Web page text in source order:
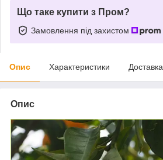
Що таке купити з Пром?
Замовлення під захистом
Опис Характеристики Доставка
Опис